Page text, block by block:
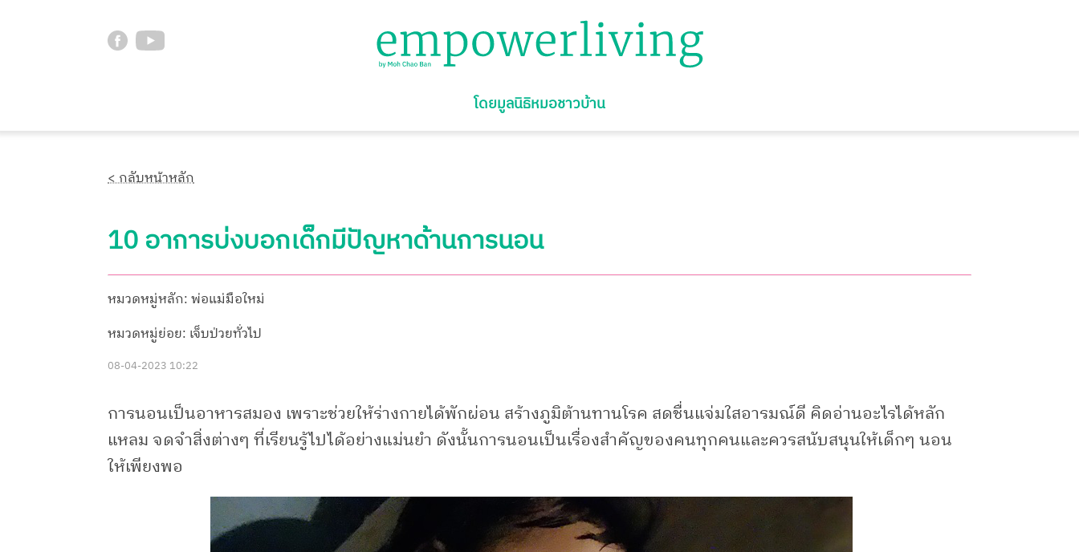
โดยมูลนิธิหมอชาวบ้าน
< กลับหน้าหลัก
10 อาการบ่งบอกเด็กมีปัญหาด้านการนอน
หมวดหมู่หลัก: พ่อแม่มือใหม่
หมวดหมู่ย่อย: เจ็บป่วยทั่วไป
08-04-2023 10:22
การนอนเป็นอาหารสมอง เพราะช่วยให้ร่างกายได้พักผ่อน สร้างภูมิต้านทานโรค สดชื่นแจ่มใสอารมณ์ดี คิดอ่านอะไรได้หลัก
แหลม จดจำสิ่งต่างๆ ที่เรียนรู้ไปได้อย่างแม่นยำ ดังนั้นการนอนเป็นเรื่องสำคัญของคนทุกคนและควรสนับสนุนให้เด็กๆ นอน
ให้เพียงพอ